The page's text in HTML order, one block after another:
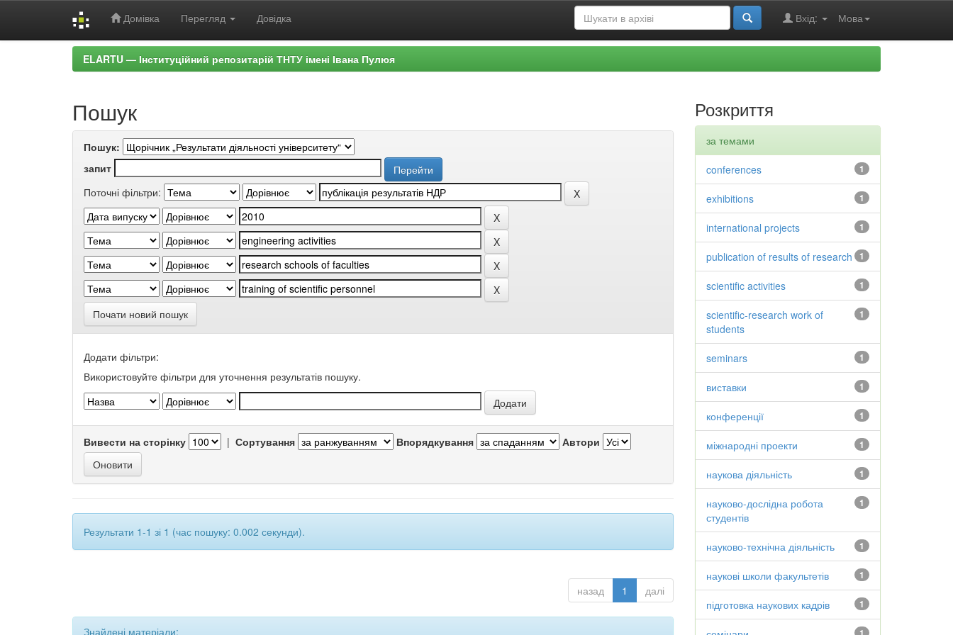
Домівка Перегляд Довідка Мова
Вхід:
ELARTU — Інституційний репозитарій ТНТУ імені Івана Пулюя
Пошук
Пошук:
запит
Поточні фільтри:
Почати новий пошук
Додати фільтри:
Використовуйте фільтри для уточнення результатів пошуку.
Вивести на сторінку | Сортування Впорядкування Автори
Результати 1-1 зі 1 (час пошуку: 0.002 секунди).
назад 1 далі
Знайдені матеріали:
Розкриття
за темами
1
conferences
1
exhibitions
1
international projects
1
publication of results of research
1
scientific activities
1
scientific-research work of
students
1
seminars
1
виставки
1
конференції
1
міжнародні проекти
1
наукова діяльність
1
науково-дослідна робота
студентів
1
науково-технічна діяльність
1
наукові школи факультетів
1
підготовка наукових кадрів